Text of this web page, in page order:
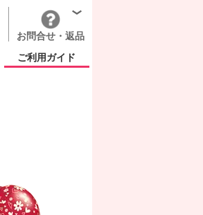
お問合せ・返品
ご利用ガイド